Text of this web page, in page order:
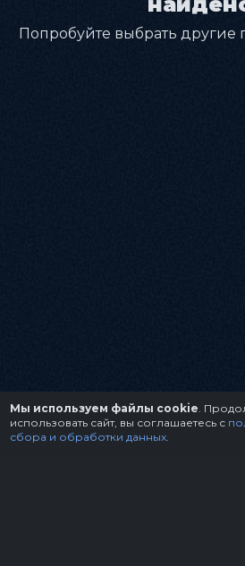
Попробуйте выбрать другие
Мы используем файлы cookie .
использовать сайт, вы соглашаетесь с
сбора и обработки данных